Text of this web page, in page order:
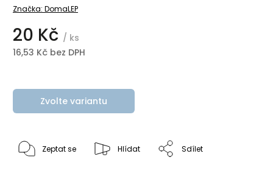
Značka: DomaLEP
20 Kč / ks
16,53 Kč bez DPH
Zvolte variantu
Zeptat se Hlídat Sdílet